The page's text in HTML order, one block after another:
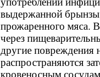
выдержанной
прожаренного мяса.
через
другие повреждения
распространяются
кровеносным